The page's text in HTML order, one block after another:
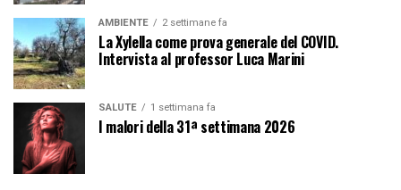
AMBIENTE 2 settimane fa
La Xylella come prova generale del COVID.
Intervista al professor Luca Marini
SALUTE 1 settimana fa
I malori della 31ª settimana 2026